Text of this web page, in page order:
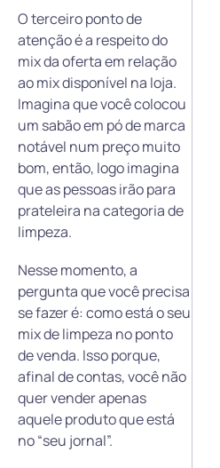
O terceiro ponto de
atenção é a respeito do
mix da oferta em relação
ao mix disponível na loja.
Imagina que você colocou
um sabão em pó de marca
notável num preço muito
bom, então, logo imagina
que as pessoas irão para
prateleira na categoria de
limpeza.
Nesse momento, a
pergunta que você precisa
se fazer é: como está o seu
mix de limpeza no ponto
de venda. Isso porque,
afinal de contas, você não
quer vender apenas
aquele produto que está
no “seu jornal”.